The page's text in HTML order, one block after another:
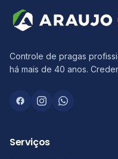
Controle de pragas
há mais de 40 anos.
Serviços